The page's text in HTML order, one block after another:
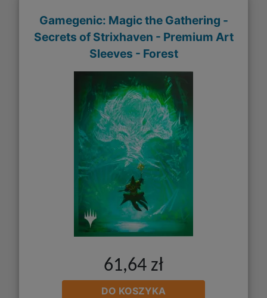
Gamegenic: Magic the Gathering -
Secrets of Strixhaven - Premium Art
Sleeves - Forest
61,64 zł
DO KOSZYKA